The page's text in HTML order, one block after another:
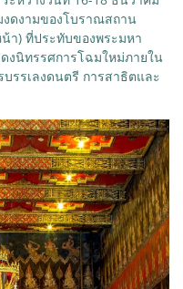
ดงามของโบราณสถาน
า) ที่ประทับของพระมหา
งนิทรรศการโฉมใหม่ภายใน
รรเลงดนตรี การสาธิตและ